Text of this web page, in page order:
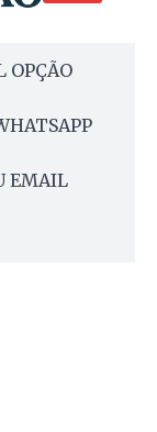
OPÇÃO
EMAIL